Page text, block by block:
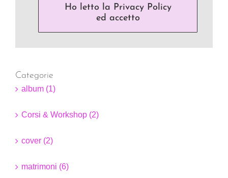
Ho letto la Privacy Policy
ed accetto
Categorie
album (1)
Corsi & Workshop (2)
cover (2)
matrimoni (6)